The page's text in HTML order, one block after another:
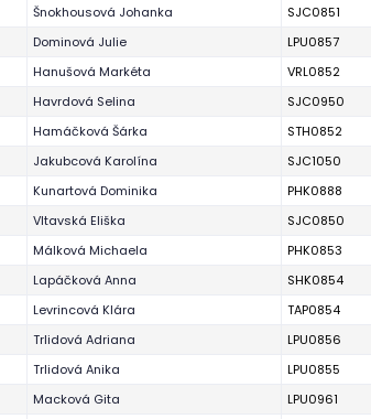
Šnokhousová Johanka SJC0851
Dominová Julie LPU0857
Hanušová Markéta VRL0852
Havrdová Selina SJC0950
Hamáčková Šárka STH0852
Jakubcová Karolína SJC1050
Kunartová Dominika PHK0888
Vltavská Eliška SJC0850
Málková Michaela PHK0853
Lapáčková Anna SHK0854
Levrincová Klára TAP0854
Trlidová Adriana LPU0856
Trlidová Anika LPU0855
Macková Gita LPU0961